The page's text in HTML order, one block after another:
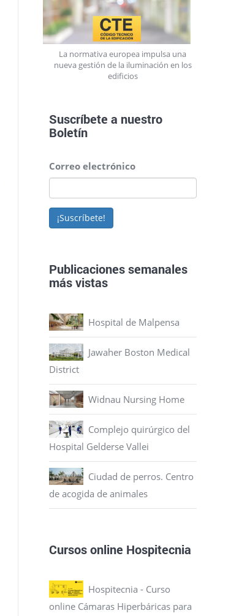
La normativa europea impulsa una
nueva gestión de la iluminación en los
edificios
Suscríbete a nuestro
Boletín
Correo electrónico
¡Suscríbete!
Publicaciones semanales
más vistas
Hospital de Malpensa
Jawaher Boston Medical
District
Widnau Nursing Home
Complejo quirúrgico del
Hospital Gelderse Vallei
Ciudad de perros. Centro
de acogida de animales
Cursos online Hospitecnia
Hospitecnia - Curso
online Cámaras Hiperbáricas para